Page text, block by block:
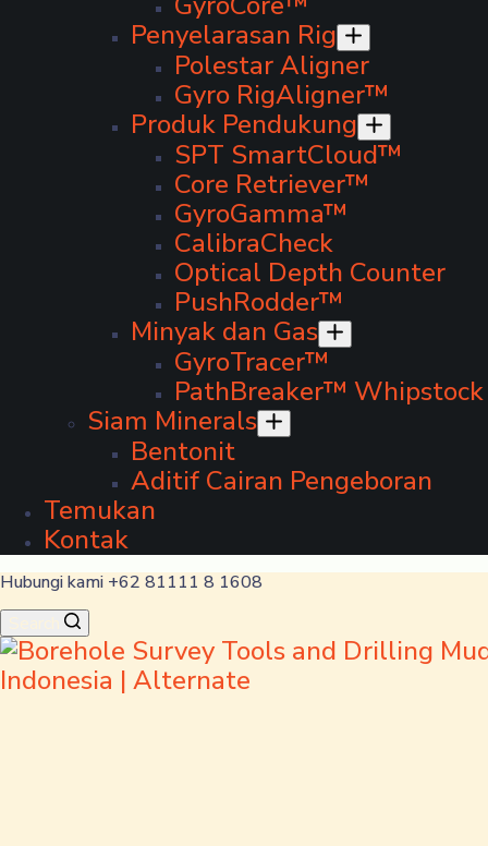
Penyelarasan Rig
Polestar Aligner
Gyro RigAligner™
Produk Pendukung
SPT SmartCloud™
Core Retriever™
GyroGamma™
CalibraCheck
Optical Depth Counter
PushRodder™
Minyak dan Gas
GyroTracer™
PathBreaker™ Whipstock
Siam Minerals
Bentonit
Aditif Cairan Pengeboran
Temukan
Kontak
Hubungi kami +62 81111 8 1608